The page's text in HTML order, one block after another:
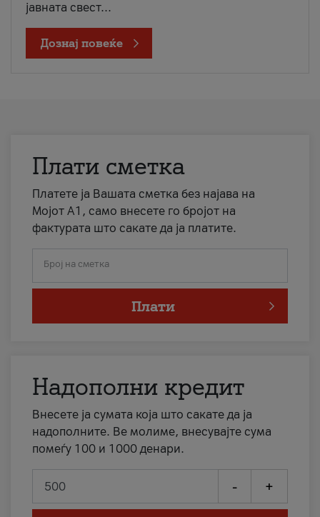
јавната свест...
Дознај повеќе
Плати сметка
Платете ја Вашата сметка без најава на
Мојот А1, само внесете го бројот на
фактурата што сакате да ја платите.
Број на сметка
Плати
Надополни кредит
Внесете ја сумата која што сакате да ја
надополните. Ве молиме, внесувајте сума
помеѓу 100 и 1000 денари.
- +